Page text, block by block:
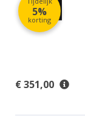
5%
korting
€ 351,00